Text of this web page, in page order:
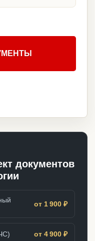
документов
от 1 900 ₽
от 4 900 ₽